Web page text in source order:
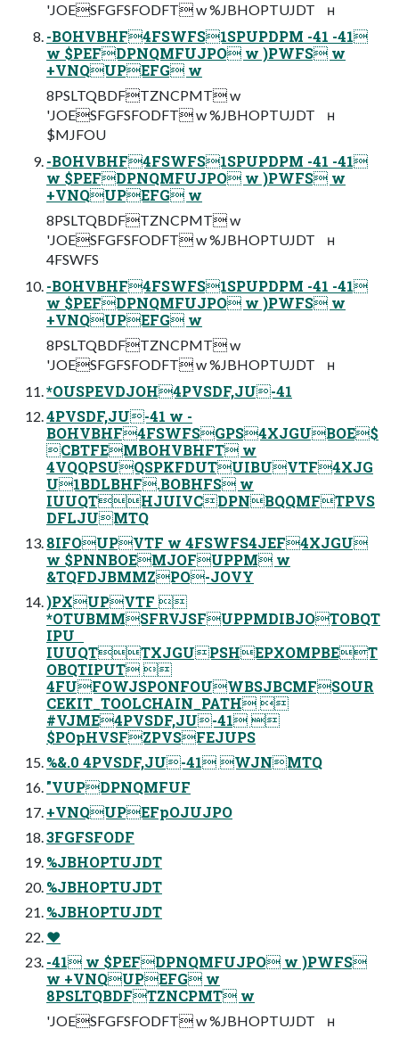
'JOESFGFSFODFT w %JBHOPTUJDT ʜ
-BOHVBHF4FSWFS1SPUPDPM -41 -41
w $PEFDPNQMFUJPO w )PWFS w
+VNQUPEFG w
8PSLTQBDFTZNCPMT w
'JOESFGFSFODFT w %JBHOPTUJDT ʜ
$MJFOU
-BOHVBHF4FSWFS1SPUPDPM -41 -41
w $PEFDPNQMFUJPO w )PWFS w
+VNQUPEFG w
8PSLTQBDFTZNCPMT w
'JOESFGFSFODFT w %JBHOPTUJDT ʜ
4FSWFS
-BOHVBHF4FSWFS1SPUPDPM -41 -41
w $PEFDPNQMFUJPO w )PWFS w
+VNQUPEFG w
8PSLTQBDFTZNCPMT w
'JOESFGFSFODFT w %JBHOPTUJDT ʜ
*OUSPEVDJOH4PVSDF,JU-41
4PVSDF,JU-41 w -
BOHVBHF4FSWFSGPS4XJGUBOE$
CBTFEMBOHVBHFT w
4VQQPSUQSPKFDUTUIBUVTF4XJG
U1BDLBHF.BOBHFS w
IUUQTHJUIVCDPNBQQMFTPVS
DFLJUMTQ
8IFOUPVTF w 4FSWFS4JEF4XJGU
w $PNNBOEMJOFUPPM w
&TQFDJBMMZPO-JOVY
)PXUPVTF 
*OTUBMMSFRVJSFUPPMDIBJOTOBQT
IPU
IUUQTTXJGUPSHEPXOMPBET
OBQTIPUT 
4FUFOWJSPONFOUWBSJBCMFSOUR
CEKIT_TOOLCHAIN_PATH 
#VJME4PVSDF,JU-41 
$POpHVSFZPVSFEJUPS
%&.0 4PVSDF,JU-41 WJNMTQ
"VUPDPNQMFUF
+VNQUPEFpOJUJPO
3FGFSFODF
%JBHOPTUJDT
%JBHOPTUJDT
%JBHOPTUJDT
❤
-41 w $PEFDPNQMFUJPO w )PWFS
w +VNQUPEFG w
8PSLTQBDFTZNCPMT w
'JOESFGFSFODFT w %JBHOPTUJDT ʜ